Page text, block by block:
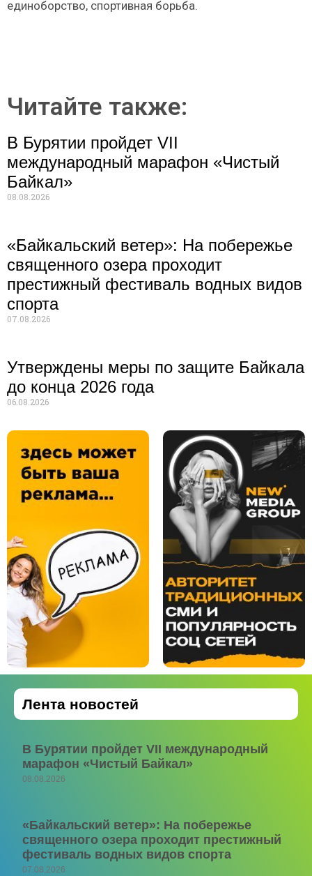
единоборство, спортивная борьба.
Читайте также:
В Бурятии пройдет VII
международный марафон «Чистый
Байкал»
08.08.2026
«Байкальский ветер»: На побережье
священного озера проходит
престижный фестиваль водных видов
спорта
07.08.2026
Утверждены меры по защите Байкала
до конца 2026 года
06.08.2026
Лента новостей
В Бурятии пройдет VII международный
марафон «Чистый Байкал»
08.08.2026
«Байкальский ветер»: На побережье
священного озера проходит престижный
фестиваль водных видов спорта
07.08.2026